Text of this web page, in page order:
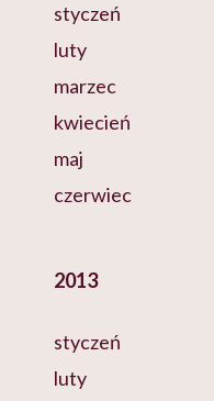
styczeń
luty
marzec
kwiecień
maj
czerwiec
2013
styczeń
luty